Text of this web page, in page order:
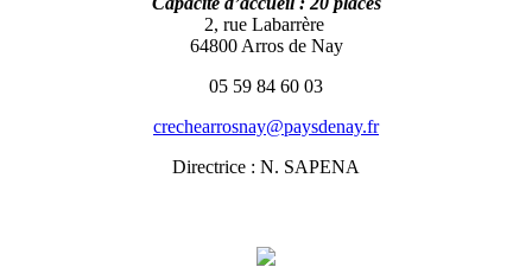
2, rue Labarrère
64800 Arros de Nay
05 59 84 60 03
crechearrosnay@paysdenay.fr
Directrice : N. SAPENA